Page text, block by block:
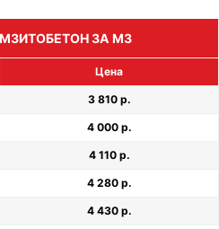
ЗА М3
Цена
3 810 р.
4 000 р.
4 110 р.
4 280 р.
4 430 р.